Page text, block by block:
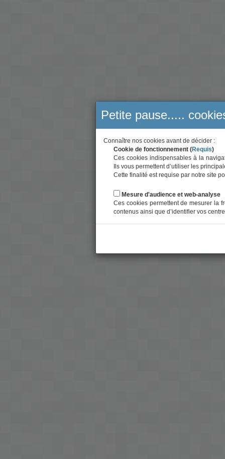
Petite pause.....
Connaître nos cookies avant de décider :
Cookie de fonctionnement (Requis)
Ces cookies indispensables à la
Ils vous permettent d’utiliser les
Cette finalité est requise par notre site
Mesure d'audience et web-analyse
Ces cookies permettent de mesurer la
contenus ainsi que d’identifier vos